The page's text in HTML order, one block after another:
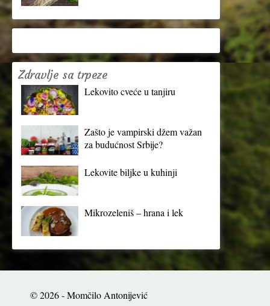
Zdravlje sa trpeze
Lekovito cveće u tanjiru
Zašto je vampirski džem važan
za budućnost Srbije?
Lekovite biljke u kuhinji
Mikrozeleniš – hrana i lek
© 2026 - Momčilo Antonijević